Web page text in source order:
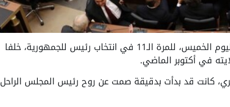
بيروت/PNN- فشل مجلس النواب اللبناني، اليوم الخميس، للمرة الـ11 في انتخاب رئيس للجمهورية، خلفا
في أكتوبر الماضي.
كانت قد بدأت بدقيقة صمت عن روح رئيس المجلس الراحل